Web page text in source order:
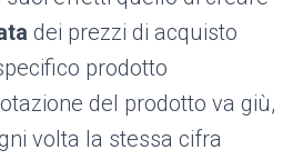
dei prezzi di acquisto
prodotto
del prodotto va giù,
volta la stessa cifra